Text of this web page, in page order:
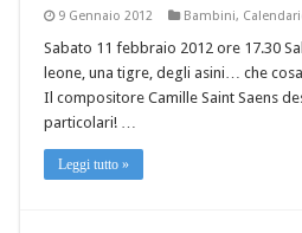
9 Gennaio 2012 Bambini,
Sabato 11 febbraio 2012 ore 17.30
leone, una tigre, degli asini… che
Il compositore Camille Saint Saens
particolari! …
Leggi tutto »